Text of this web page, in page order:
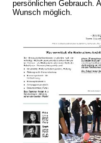
persönlichen Gebrauch.
Wunsch möglich.